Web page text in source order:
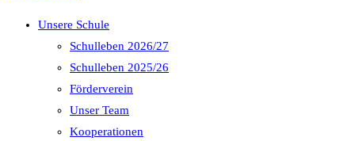
Unsere Schule
Schulleben 2026/27
Schulleben 2025/26
Förderverein
Unser Team
Kooperationen